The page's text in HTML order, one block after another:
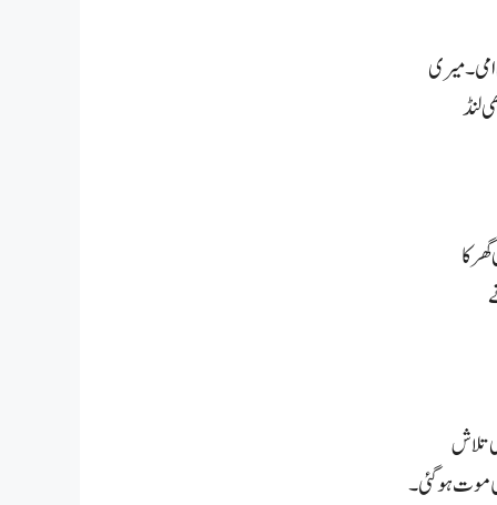
میری
لنڈ
کا
تلاش
موت ہو گئی۔